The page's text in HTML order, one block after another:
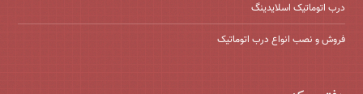
درب اتوماتیک اسلایدینگ
فروش و نصب انواع درب اتوماتیک